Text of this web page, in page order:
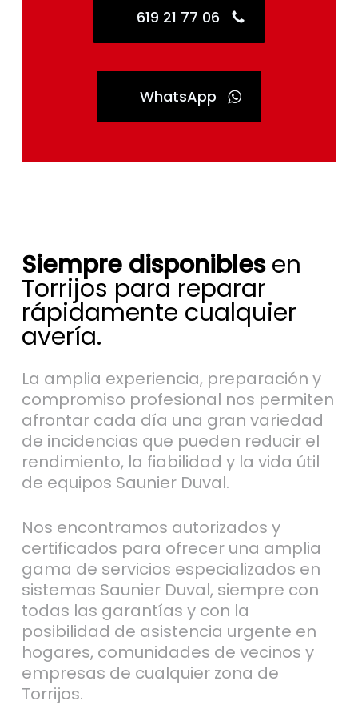
619 21 77 06
WhatsApp
Siempre disponiblesen
Torrijos para reparar
rápidamente cualquier
avería.
La amplia experiencia, preparación y
compromiso profesional nos permiten
afrontar cada día una gran variedad
de incidencias que pueden reducir el
rendimiento, la fiabilidad y la vida útil
de equipos Saunier Duval.
Nos encontramos autorizados y
certificados para ofrecer una amplia
gama de servicios especializados en
sistemas Saunier Duval, siempre con
todas las garantías y con la
posibilidad de asistencia urgente en
hogares, comunidades de vecinos y
empresas de cualquier zona de
Torrijos.